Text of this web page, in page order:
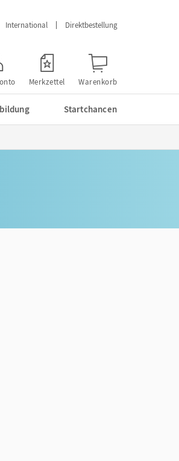
International Direktbestellung
Merkzettel Warenkorb
Startchancen